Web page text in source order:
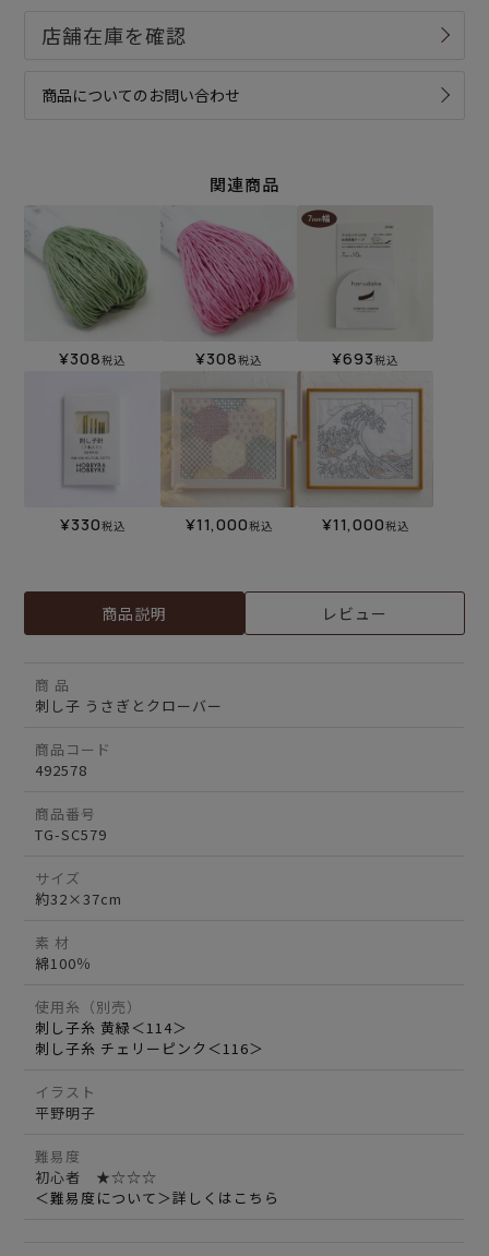
商品についてのお問い合わせ
関連商品
¥308税込 ¥308税込 ¥693税込
¥330税込 ¥11,000税込 ¥11,000税込
商品説明 レビュー
商 品
刺し子 うさぎとクローバー
商品コード
492578
商品番号
TG-SC579
サイズ
約32×37cm
素 材
綿100％
使用糸（別売）
刺し子糸 黄緑＜114＞
刺し子糸 チェリーピンク＜116＞
イラスト
平野明子
難易度
初心者 ★☆☆☆
＜難易度について＞詳しくはこちら